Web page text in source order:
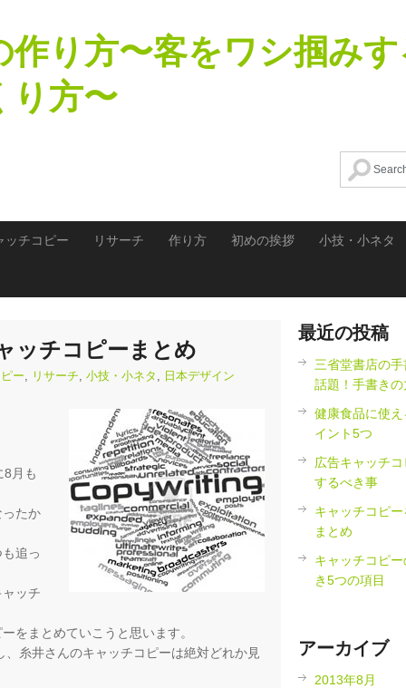
り方〜客をワシ掴み
り方〜
ッチコピー リサーチ 作り方 初めの挨拶 小技・小ネタ
ッチコピーまとめ
ー, リサーチ,小技・小ネタ , 日本デザイン
8月も
たか
追っ
ッチ
をまとめていこうと思います。
糸井さんのキャッチコピーは絶対どれか見
最近の投稿
三省堂書店の
話題！手書きの
健康食品に使
イント5つ
広告キャッチ
するべき事
キャッチコピ
まとめ
キャッチコピ
き5つの項目
アーカイブ
2013年8月